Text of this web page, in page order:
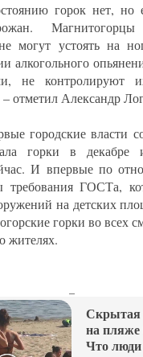
горок нет, но
могут устоять на
алкогольного
не контролируют
отметил Александр
городские власти
горки в
И впервые по
ГОСТа,
на детских
горки во всех
жителях.
Скрытая
на
Что люди